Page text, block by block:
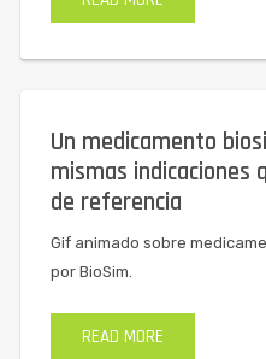
Un medicamento
mismas indicaciones
de referencia
Gif animado sobre
por BioSim.
READ MORE